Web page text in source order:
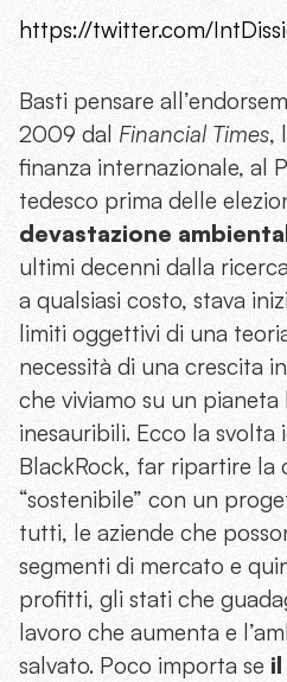
https://twitter.com/
Basti pensare
2009 dal Financial Times,
finanza internazionale, al
tedesco prima delle
devastazione
ultimi decenni dalla
a qualsiasi costo, stava
limiti oggettivi di una
necessità di una crescita
che viviamo su un
inesauribili. Ecco la
BlackRock, far ripartire la
“sostenibile” con un
tutti, le aziende che
segmenti di mercato e
profitti, gli stati che
lavoro che aumenta e
salvato. Poco importa se